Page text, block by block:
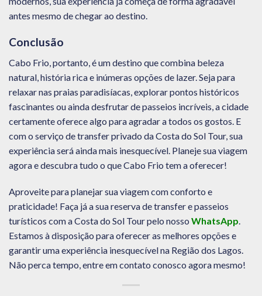
antes mesmo de chegar ao destino.
Conclusão
Cabo Frio, portanto, é um destino que combina beleza
natural, história rica e inúmeras opções de lazer. Seja para
relaxar nas praias paradisíacas, explorar pontos históricos
fascinantes ou ainda desfrutar de passeios incríveis, a cidade
certamente oferece algo para agradar a todos os gostos. E
com o serviço de transfer privado da Costa do Sol Tour, sua
experiência será ainda mais inesquecível. Planeje sua viagem
agora e descubra tudo o que Cabo Frio tem a oferecer!
Aproveite para planejar sua viagem com conforto e
praticidade! Faça já a sua reserva de transfer e passeios
turísticos com a Costa do Sol Tour pelo nosso WhatsApp.
Estamos à disposição para oferecer as melhores opções e
garantir uma experiência inesquecível na Região dos Lagos.
Não perca tempo, entre em contato conosco agora mesmo!